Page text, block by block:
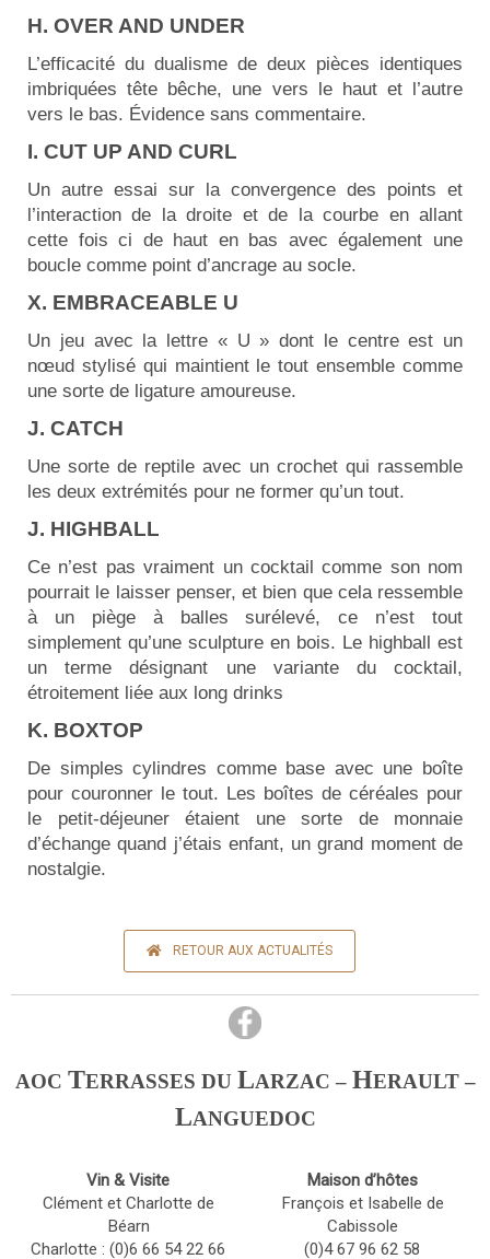
H. OVER AND UNDER
L’efficacité du dualisme de deux pièces identiques
imbriquées tête bêche, une vers le haut et l’autre
vers le bas. Évidence sans commentaire.
I. CUT UP AND CURL
Un autre essai sur la convergence des points et
l’interaction de la droite et de la courbe en allant
cette fois ci de haut en bas avec également une
boucle comme point d’ancrage au socle.
X. EMBRACEABLE U
Un jeu avec la lettre « U » dont le centre est un
nœud stylisé qui maintient le tout ensemble comme
une sorte de ligature amoureuse.
J. CATCH
Une sorte de reptile avec un crochet qui rassemble
les deux extrémités pour ne former qu’un tout.
J. HIGHBALL
Ce n’est pas vraiment un cocktail comme son nom
pourrait le laisser penser, et bien que cela ressemble
à un piège à balles surélevé, ce n’est tout
simplement qu’une sculpture en bois. Le highball est
un terme désignant une variante du cocktail,
étroitement liée aux long drinks
K. BOXTOP
De simples cylindres comme base avec une boîte
pour couronner le tout. Les boîtes de céréales pour
le petit-déjeuner étaient une sorte de monnaie
d’échange quand j’étais enfant, un grand moment de
nostalgie.
RETOUR AUX ACTUALITÉS
AOC TERRASSES DU LARZAC – HERAULT –
LANGUEDOC
Vin & Visite
Clément et Charlotte de
Béarn
Charlotte : (0)6 66 54 22 66
Maison d’hôtes
François et Isabelle de
Cabissole
(0)4 67 96 62 58